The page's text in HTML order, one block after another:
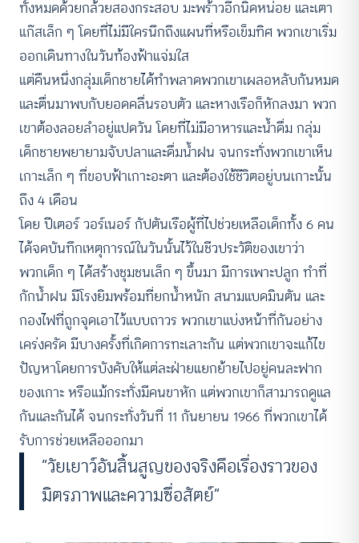
ทั้งหมดด้วยกล้วยสองกระสอบ มะพร้าวอีกนิดหน่อย และเตา
แก๊สเล็ก ๆ โดยที่ไม่มีใครนึกถึงแผนที่หรือเข็มทิศ พวกเขาเริ่ม
ออกเดินทางในวันท้องฟ้าแจ่มใส
แต่คืนหนึ่งกลุ่มเด็กชายได้ทำพลาดพวกเขาเผลอหลับกันหมด
และตื่นมาพบกับยอดคลื่นรอบตัว และหางเรือก็หักลงมา พวก
เขาต้องลอยลำอยู่แปดวัน โดยที่ไม่มีอาหารและน้ำดื่ม กลุ่ม
เด็กชายพยายามจับปลาและดื่มน้ำฝน จนกระทั่งพวกเขาเห็น
เกาะเล็ก ๆ ที่ขอบฟ้าเกาะอะตา และต้องใช้ชีวิตอยู่บนเกาะนั้น
ถึง 4 เดือน
โดย ปีเตอร์ วอร์เนอร์ กัปตันเรือผู้ที่ไปช่วยเหลือเด็กทั้ง 6 คน
ได้จดบันทึกเหตุการณ์ในวันนั้นไว้ในชีวประวัติของเขาว่า
พวกเด็ก ๆ ได้สร้างชุมชนเล็ก ๆ ขึ้นมา มีการเพาะปลูก ทำที่
กักน้ำฝน มีโรงยิมพร้อมที่ยกน้ำหนัก สนามแบดมินตัน และ
กองไฟที่ถูกจุดเอาไว้แบบถาวร พวกเขาแบ่งหน้าที่กันอย่าง
เคร่งครัด มีบางครั้งที่เกิดการทะเลาะกัน แต่พวกเขาจะแก้ไข
ปัญหาโดยการบังคับให้แต่ละฝ่ายแยกย้ายไปอยู่คนละฟาก
ของเกาะ หรือแม้กระทั่งมีคนขาหัก แต่พวกเขาก็สามารถดูแล
กันและกันได้ จนกระทั่งวันที่ 11 กันยายน 1966 ที่พวกเขาได้
รับการช่วยเหลือออกมา
“วัยเยาว์อันสิ้นสูญของจริงคือเรื่องราวของ
มิตรภาพและความซื่อสัตย์”